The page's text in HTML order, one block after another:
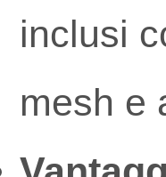
inclusi
mesh e